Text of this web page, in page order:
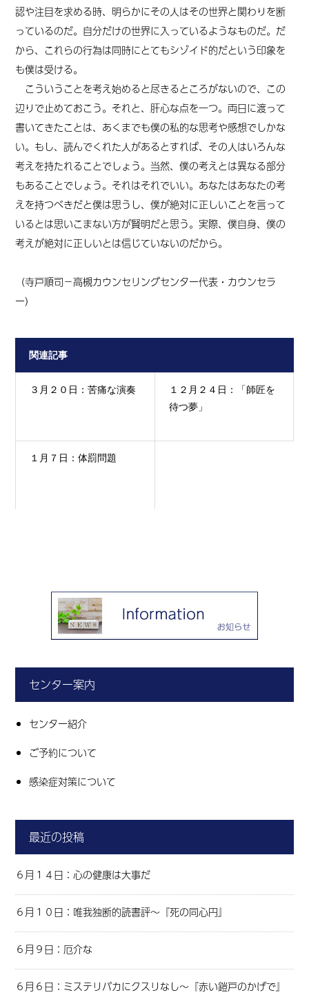
認や注目を求める時、明らかにその人はその世界と関わりを断
っているのだ。自分だけの世界に入っているようなものだ。だ
から、これらの行為は同時にとてもシゾイド的だという印象を
も僕は受ける。
こういうことを考え始めると尽きるところがないので、この
辺りで止めておこう。それと、肝心な点を一つ。両日に渡って
書いてきたことは、あくまでも僕の私的な思考や感想でしかな
い。もし、読んでくれた人があるとすれば、その人はいろんな
考えを持たれることでしょう。当然、僕の考えとは異なる部分
もあることでしょう。それはそれでいい。あなたはあなたの考
えを持つべきだと僕は思うし、僕が絶対に正しいことを言って
いるとは思いこまない方が賢明だと思う。実際、僕自身、僕の
考えが絶対に正しいとは信じていないのだから。
（寺戸順司－高槻カウンセリングセンター代表・カウンセラ
ー）
関連記事
３月２０日：苦痛な演奏
１２月２４日：「師匠を
待つ夢」
１月７日：体罰問題
センター案内
センター紹介
ご予約について
感染症対策について
最近の投稿
６月１４日：心の健康は大事だ
６月１０日：唯我独断的読書評～『死の同心円』
６月９日：厄介な
６月６日：ミステリバカにクスリなし～『赤い鎧戸のかげで』